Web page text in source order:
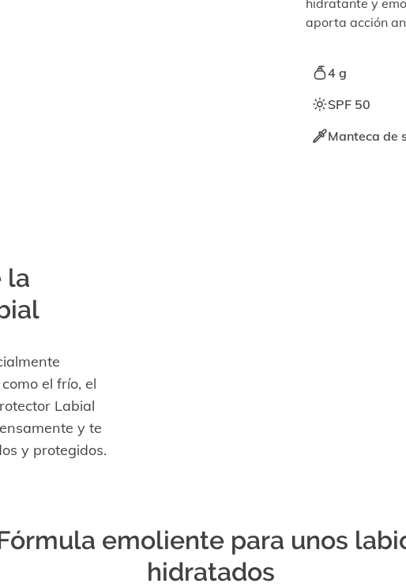
hidratante y
aporta acción
4 g
SPF 50
Manteca de
la
el frío, el
Labial
y te
y protegidos.
emoliente para unos
hidratados